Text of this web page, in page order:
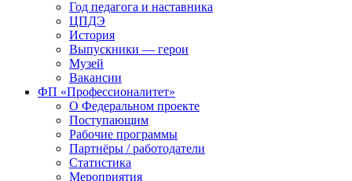
Год педагога и наставника
ЦПДЭ
История
Выпускники — герои
Музей
Вакансии
ФП «Профессионалитет»
О Федеральном проекте
Поступающим
Рабочие программы
Партнёры / работодатели
Статистика
Мероприятия